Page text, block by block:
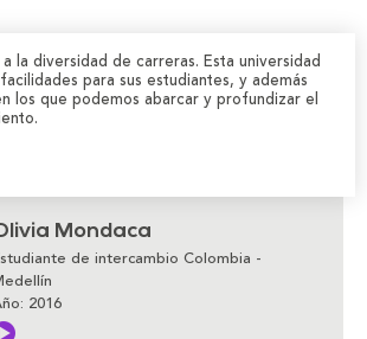
la diversidad de carreras. Esta universidad
para sus estudiantes, y además
los que podemos abarcar y profundizar el
Mondaca
de intercambio Colombia -
2016